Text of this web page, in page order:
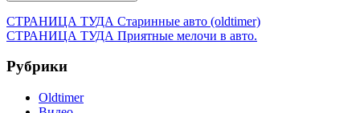
Навигация
по
записям
СТРАНИЦА ТУДА Предыдущая
запись:
Старинные авто (oldtimer)
СТРАНИЦА ТУДА Следующая
Приятные мелочи в авто.
Рубрики
Oldtimer